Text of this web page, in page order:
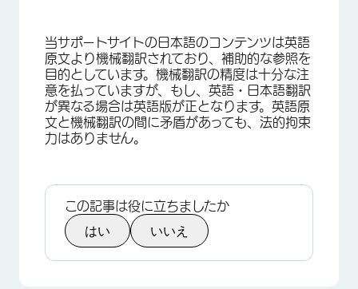
当サポートサイトの日本語のコンテンツは英語
原文より機械翻訳されており、補助的な参照を
目的としています。機械翻訳の精度は十分な注
意を払っていますが、もし、英語・日本語翻訳
が異なる場合は英語版が正となります。英語原
文と機械翻訳の間に矛盾があっても、法的拘束
力はありません。
この記事は役に立ちましたか
はい いいえ